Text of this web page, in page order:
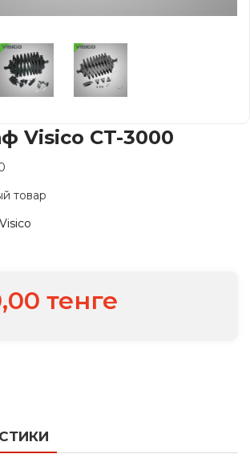
Visico CT-3000
товар
Visico
тенге